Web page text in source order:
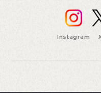
Instagram